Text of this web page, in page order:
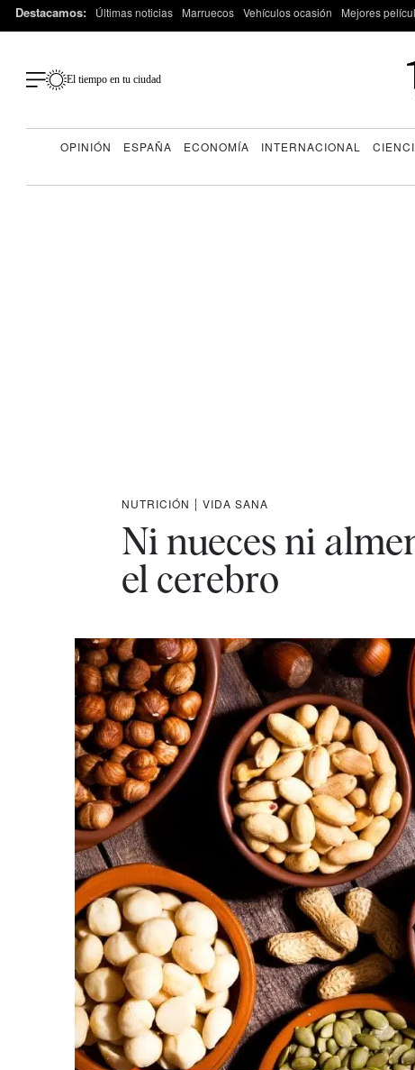
Destacamos: Últimas noticias Marruecos Vehículos ocasión Mejores
El tiempo en tu ciudad
OPINIÓN ESPAÑA ECONOMÍA INTERNACIONAL
NUTRICIÓN | VIDA SANA
Ni nueces ni
el cerebro